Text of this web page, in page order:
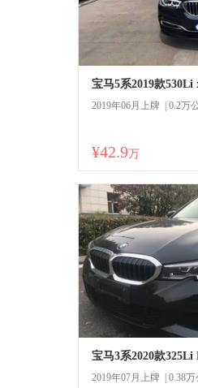
宝马5系2019款
2019年06月上牌 | 0.2万
¥42.9万
宝马3系2020款
2019年07月上牌 | 0.38